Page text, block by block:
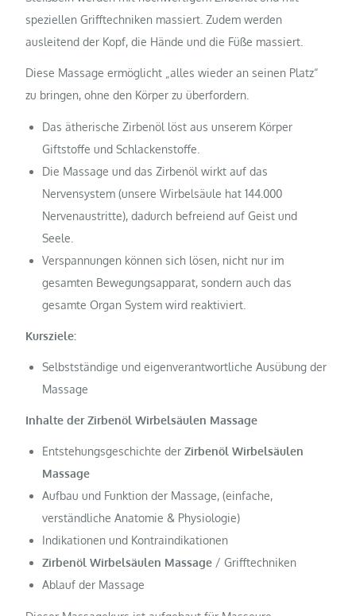
speziellen Grifftechniken massiert. Zudem werden
ausleitend der Kopf, die Hände und die Füße massiert.
Diese Massage ermöglicht „alles wieder an seinen Platz“
zu bringen, ohne den Körper zu überfordern.
Das ätherische Zirbenöl löst aus unserem Körper
Giftstoffe und Schlackenstoffe.
Die Massage und das Zirbenöl wirkt auf das
Nervensystem (unsere Wirbelsäule hat 144.000
Nervenaustritte), dadurch befreiend auf Geist und
Seele.
Verspannungen können sich lösen, nicht nur im
gesamten Bewegungsapparat, sondern auch das
gesamte Organ System wird reaktiviert.
Kursziele:
Selbstständige und eigenverantwortliche Ausübung der
Massage
Inhalte der Zirbenöl Wirbelsäulen Massage
Entstehungsgeschichte derZirbenöl Wirbelsäulen
Massage
Aufbau und Funktion der Massage, (einfache,
verständliche Anatomie & Physiologie)
Indikationen und Kontraindikationen
Zirbenöl Wirbelsäulen Massage / Grifftechniken
Ablauf der Massage